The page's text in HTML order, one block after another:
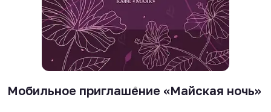
Мобильное приглашение «Майская ночь»